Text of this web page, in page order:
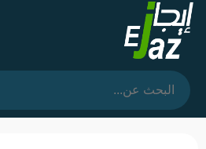
الرئيسية
المشهد